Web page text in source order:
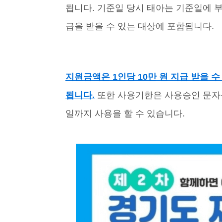
됩니다. 기준일 당시 태아는 기준일에
급을 받을 수 있는 대상에 포함됩니다.
지원금액은 1인당 10만 원 지급 받을
됩니다. 또한 사용기한은 사용승인 문
일까지 사용을 할 수 있습니다.